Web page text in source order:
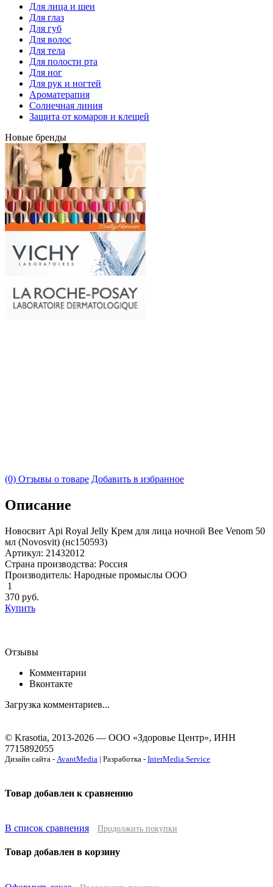
Для лица и шеи
Для глаз
Для губ
Для волос
Для тела
Для полости рта
Для ног
Для рук и ногтей
Ароматерапия
Солнечная линия
Защита от комаров и клещей
Новые бренды
(0) Отзывы о товаре Добавить в избранное
Описание
Новосвит Api Royal Jelly Крем для лица ночной Bee Venom 50
мл (Novosvit) (нс150593)
Артикул: 21432012
Страна производства: Россия
Производитель: Народные промыслы ООО
1
370 руб.
Купить
Отзывы
Комментарии
Вконтакте
Загрузка комментариев...
© Krasotia, 2013-2026 — ООО «Здоровье Центр», ИНН
7715892055
Дизайн сайта - AvantMedia | Разработка - InterMedia Service
Товар добавлен к сравнению
В список сравнения Продолжить покупки
Товар добавлен в корзину